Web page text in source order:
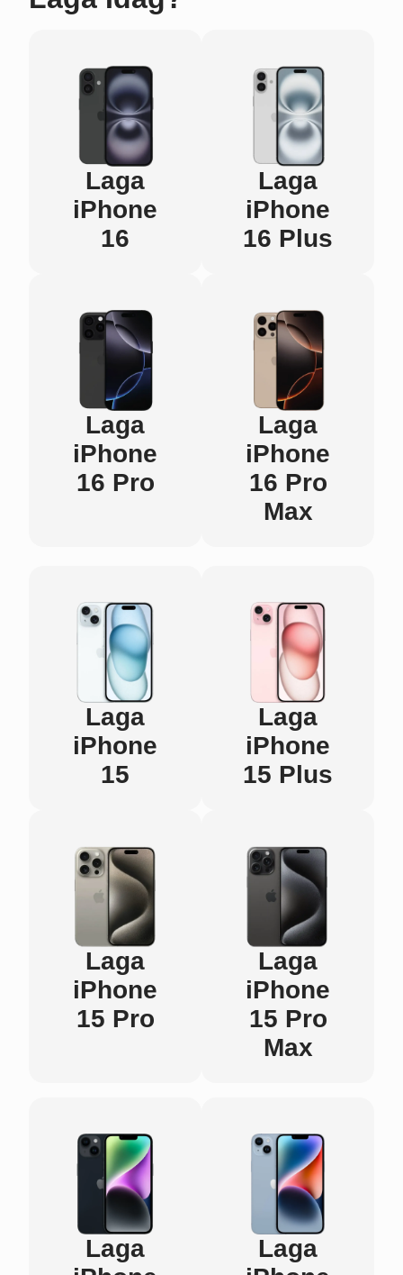
Laga
iPhone
16
Laga
iPhone
16 Plus
Laga
iPhone
16 Pro
Laga
iPhone
16 Pro
Max
Laga
iPhone
15
Laga
iPhone
15 Plus
Laga
iPhone
15 Pro
Laga
iPhone
15 Pro
Max
Laga
Laga